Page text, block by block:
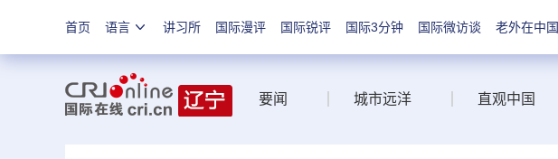
首页 语言 讲习所 国际漫评 国际锐评 国际3分钟 国际微访谈 老外在中国
要闻 城市远洋 直观中国